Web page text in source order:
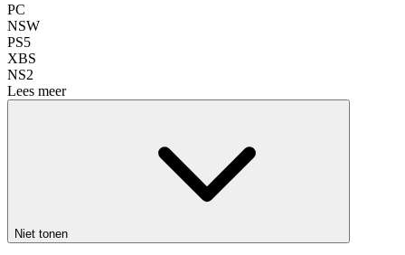
PC
NSW
PS5
XBS
NS2
Lees meer
Niet tonen